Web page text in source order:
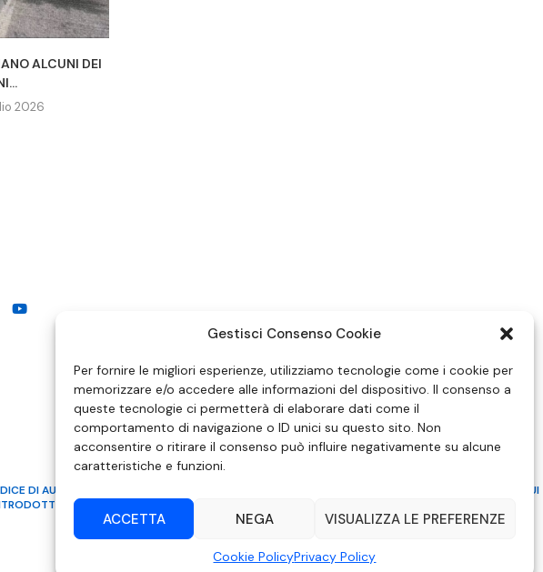
Gestisci Consenso Cookie
Per fornire le migliori esperienze, utilizziamo tecnologie come i cookie per
memorizzare e/o accedere alle informazioni del dispositivo. Il consenso a
queste tecnologie ci permetterà di elaborare dati come il
comportamento di navigazione o ID unici su questo sito. Non
acconsentire o ritirare il consenso può influire negativamente su alcune
caratteristiche e funzioni.
ACCETTA NEGA VISUALIZZA LE PREFERENZE
Cookie PolicyPrivacy Policy
ALCUNI DEI
2026
DI AUTOREGOLAMENTAZIONE IN MATERIA DI ATTUAZIONE DEL PRINCIPIO DEL PLURALISMO, DI CUI
DALLA LEGGE 6 NOVEMBRE 2003, N. 313
SS 115 Km 339,500 – Modica (RG) | P.Iva 00857190888.